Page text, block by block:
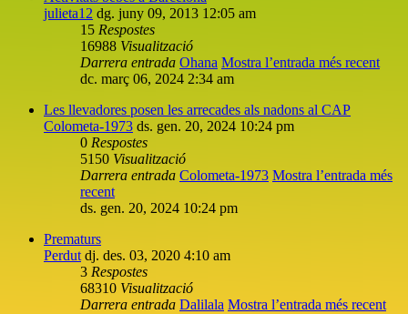
julieta12 dg. juny 09, 2013 12:05 am
15 Respostes
16988 Visualització
Darrera entrada Ohana Mostra l’entrada més recent
dc. març 06, 2024 2:34 am
Les llevadores posen les arrecades als nadons al CAP
Colometa-1973 ds. gen. 20, 2024 10:24 pm
0 Respostes
5150 Visualització
Darrera entrada Colometa-1973 Mostra l’entrada més
recent
ds. gen. 20, 2024 10:24 pm
Prematurs
Perdut dj. des. 03, 2020 4:10 am
3 Respostes
68310 Visualització
Darrera entrada Dalilala Mostra l’entrada més recent